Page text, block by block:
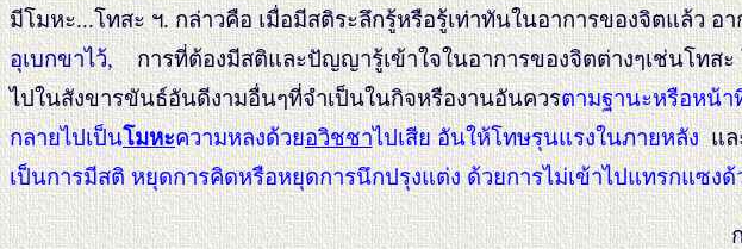
มีโมหะ...โทสะ ฯ. กล่าวคือ เมื่อมีสติระลึกรู้หรือรู้เท่าทันในอาการของจิตแล้ว
อุเบกขาไว้,การที่ต้องมีสติและปัญญารู้เข้าใจในอาการของจิตต่างๆเช่นโทสะ
ไปในสังขารขันธ์อันดีงามอื่นๆที่จำเป็นในกิจหรืองานอันควรตามฐานะหรือหน้
กลายไปเป็นโมหะความหลงด้วยอวิชชาไปเสีย อันให้โทษรุนแรงในภายหลังแล
เป็นการมีสติ หยุดการคิดหรือหยุดการนึกปรุงแต่ง ด้วยการไม่เข้าไปแทรกแซ